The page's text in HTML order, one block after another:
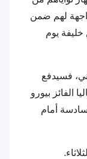
لهم ضمن
يوم
فسيدفع
الفائز بيورو
أمام